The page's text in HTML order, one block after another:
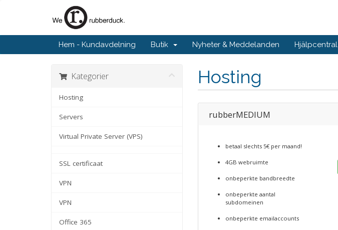
Hem - Kundavdelning Butik Nyheter & Meddelanden Hjälpcentral
Hosting
Kategorier
Hosting
Servers
Virtual Private Server (VPS)
SSL certificaat
VPN
VPN
Office 365
rubberMEDIUM
betaal slechts 5€ per maand!
4GB webruimte
onbeperkte bandbreedte
onbeperkte aantal
subdomeinen
onbeperkte emailaccounts